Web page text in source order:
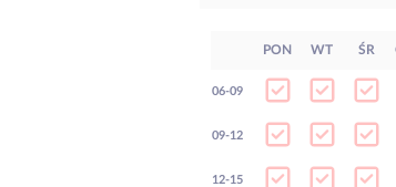
PON WT ŚR
06-09
09-12
12-15